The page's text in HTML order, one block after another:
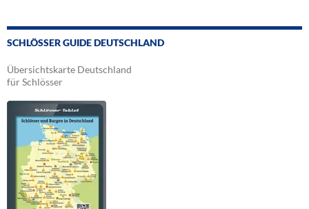
SCHLÖSSER GUIDE DEUTSCHLAND
Übersichtskarte Deutschland
für Schlösser